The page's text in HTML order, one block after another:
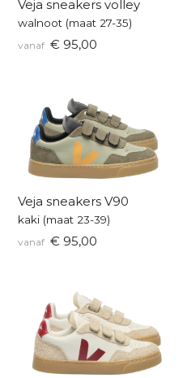
Veja sneakers volley
walnoot (maat 27-35)
vanaf € 95,00
Veja sneakers V90
kaki (maat 23-39)
vanaf € 95,00